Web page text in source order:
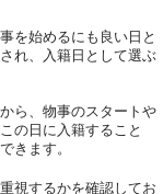
を始めるにも良い日と
れ、入籍日として選ぶ
ら、物事のスタートや
の日に入籍すること
きます。
視するかを確認してお